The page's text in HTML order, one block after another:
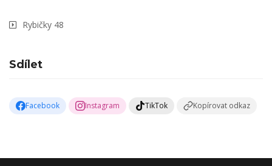
Rybičky 48
Sdílet
Facebook Instagram TikTok Kopírovat odkaz